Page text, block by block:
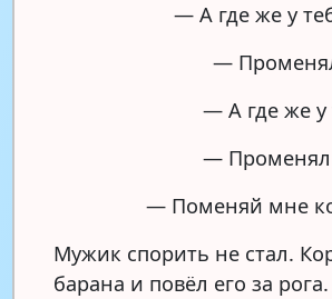
— А где же у
—
— А где же у
— Променял
— Поменяй мне
Мужик спорить не стал.
барана и повёл его за